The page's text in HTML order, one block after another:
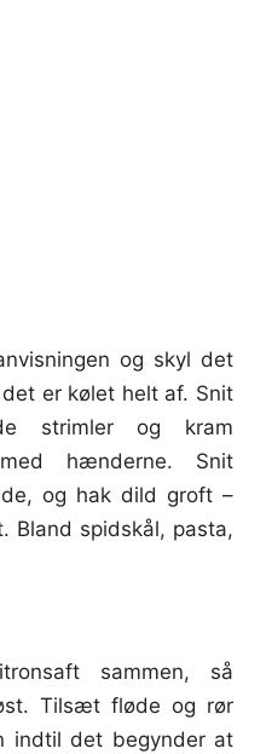
og skyl det
er kølet helt af. Snit
strimler og kram
hænderne. Snit
og hak dild groft –
Bland spidskål, pasta,
sammen, så
Tilsæt fløde og rør
indtil det begynder at